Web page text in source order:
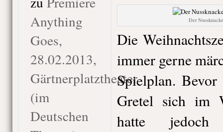
Anything
Goes,
28.02.2013,
Gärtnerplatztheater
(im
Deutschen
Der
Die
immer gerne
Spielplan. Bevor
Gretel sich im
hatte